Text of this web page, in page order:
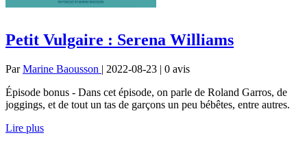
Petit Vulgaire : Serena Williams
ParMarine Baousson | 2022-08-23 | 0 avis
Épisode bonus - Dans cet épisode, on parle de Roland Garros, de
joggings, et de tout un tas de garçons un peu bébêtes, entre autres.
Lire plus